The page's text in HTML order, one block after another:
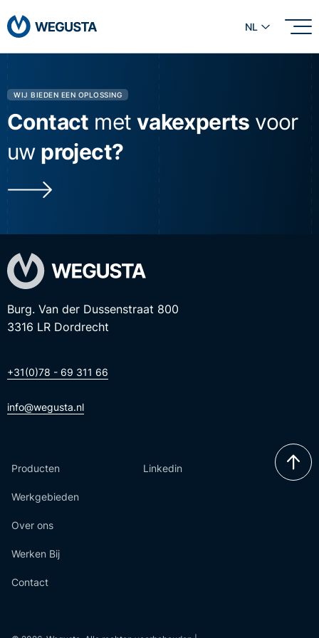
NL
WIJ BIEDEN EEN OPLOSSING
Contact met vakexperts voor
uw project?
Burg. Van der Dussenstraat 800
3316 LR Dordrecht
+31(0)78 - 69 311 66
info@wegusta.nl
Producten
Werkgebieden
Over ons
Werken Bij
Contact
Linkedin